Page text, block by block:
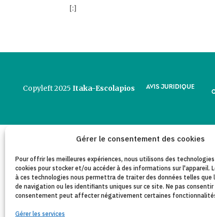
Gérer le consentement des cookies
Pour offrir les meilleures expériences, nous utilisons des
cookies pour stocker et/ou accéder à des informations sur l'appareil.
à ces technologies nous permettra de traiter des données telles que
de navigation ou les identifiants uniques sur ce site. Ne pas consentir
consentement peut affecter négativement certaines
Gérer les services
[:]
Copyleft 2025 Itaka-Escolapios AVIS JURIDIQUE